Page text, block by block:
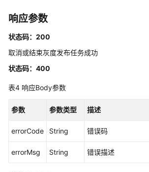
建
度
发
任
-
取
响应参数
状态码：200
取消或结束灰度发布任务成功
状态码：400
表4 响应Body参数
参数 参数类型 描述
errorCode String 错误码
errorMsg String 错误描述